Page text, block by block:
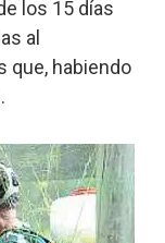
los 15 días
al
que, habiendo